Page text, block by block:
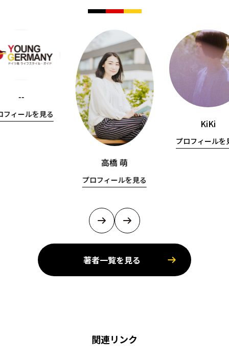
--
フィールを見る
高橋 萌
プロフィールを見る
KiKi
プロフィールを
著者一覧を見る
関連リンク